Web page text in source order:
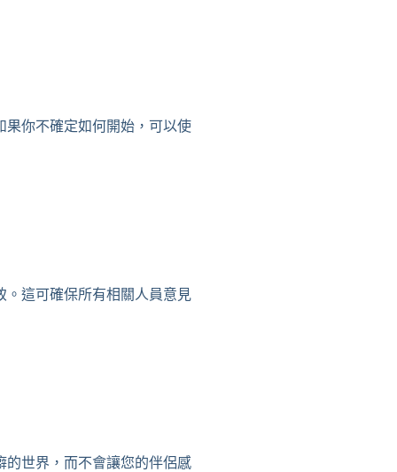
你不確定如何開始，可以使
這可確保所有相關人員意見
世界，而不會讓您的伴侶感